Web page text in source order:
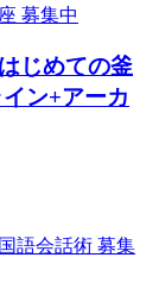
募集中
じめての釜
ン+アーカ
募集